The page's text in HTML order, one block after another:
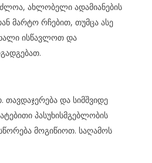
ახლობელი ადამიანების
მარტო რჩებით, თუმცა ასე
ისწავლოთ და
თავდაჯერება და სიმშვიდე
პასუხისმგებლობის
მოგიწიოთ. საღამოს